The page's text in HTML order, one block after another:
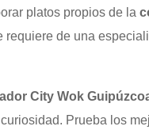
platos propios de la
requiere de una
City Wok
Prueba los